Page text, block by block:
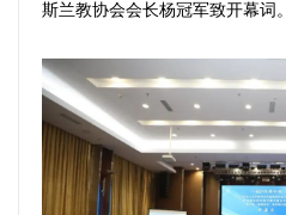
斯兰教协会会长杨冠军致开幕词。